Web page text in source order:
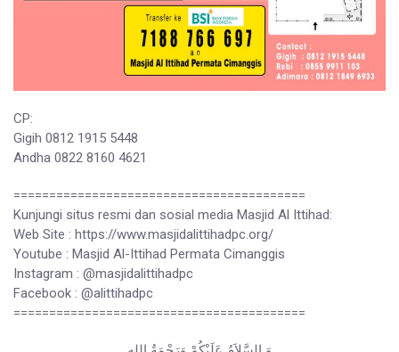
CP:
Gigih 0812 1915 5448
Andha 0822 8160 4621
=========================================
Kunjungi situs resmi dan sosial media Masjid Al Ittihad:
Web Site : https://www.masjidalittihadpc.org/
Youtube : Masjid Al-Ittihad Permata Cimanggis
Instagram : @masjidalittihadpc
Facebook : @alittihadpc
=========================================